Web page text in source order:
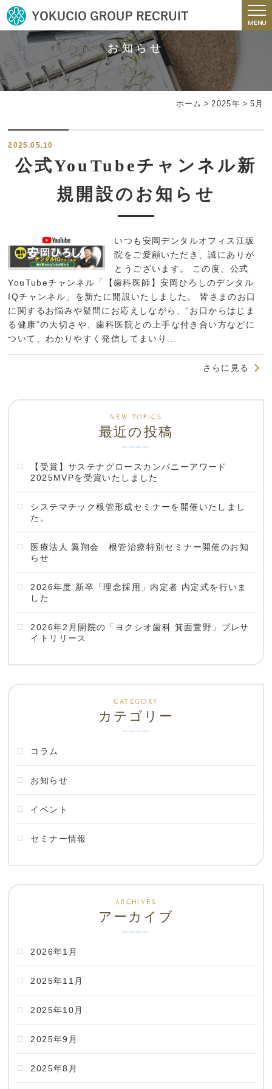
MENU
お知らせ
news
ホーム >2025年 > 5月
2025.05.10
公式YouTubeチャンネル新
規開設のお知らせ
いつも安岡デンタルオフィス江坂
院をご愛顧いただき、誠にありが
とうございます。 この度、公式
YouTubeチャンネル「【歯科医師】安岡ひろしのデンタル
IQチャンネル」を新たに開設いたしました。 皆さまのお口
に関するお悩みや疑問にお応えしながら、“お口からはじま
る健康”の大切さや、歯科医院との上手な付き合い方などに
ついて、わかりやすく発信してまいり...
さらに見る
最近の投稿
【受賞】サステナグロースカンパニーアワード
2025MVPを受賞いたしました
システマチック根管形成セミナーを開催いたしまし
た。
医療法人 翼翔会 根管治療特別セミナー開催のお知
らせ
2026年度 新卒「理念採用」内定者 内定式を行いま
した
2026年2月開院の「ヨクシオ歯科 箕面萱野」プレサ
イトリリース
カテゴリー
コラム
お知らせ
イベント
セミナー情報
アーカイブ
2026年1月
2025年11月
2025年10月
2025年9月
2025年8月